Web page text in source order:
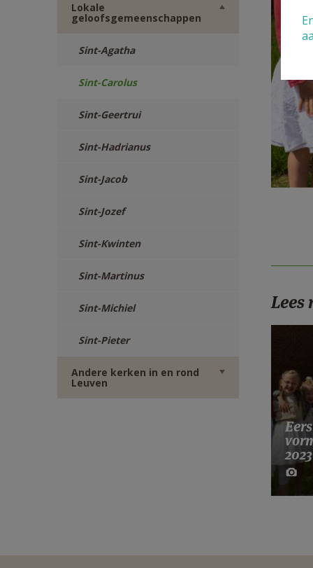
Lokale
geloofsgemeenschappen
Sint-Agatha
Sint-Carolus
Sint-Geertrui
Sint-Hadrianus
Sint-Jacob
Sint-Jozef
Sint-Kwinten
Sint-Martinus
Sint-Michiel
Sint-Pieter
Andere kerken in en rond
Leuven
Lees
2023